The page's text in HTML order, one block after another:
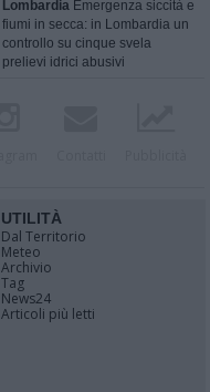
Lombardia Emergenza siccità e
fiumi in secca: in Lombardia un
controllo su cinque svela
prelievi idrici abusivi
UTILITÀ
Dal Territorio
Meteo
Archivio
Tag
News24
Articoli più letti